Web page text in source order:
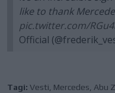
like to thank
pic.twitter.com/
Official
Tagi: Vesti, Mercedes, Abu